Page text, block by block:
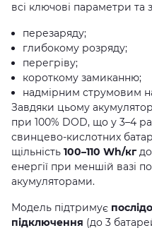
всі ключові параметри та
перезаряду;
глибокому розряду;
перегріву;
короткому замиканню;
надмірним струмовим
Завдяки цьому
при 100% DOD, що у 3–4
свинцево-кислотних
щільність 100–110 Wh/кг
енергії при меншій вазі
акумуляторами.
Модель підтримує
підключення (до 3